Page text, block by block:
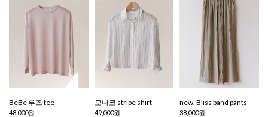
BeBe 루즈 tee
48,000원
모나코 stripe shirt
49,000원
new. Bliss band pants
38,000원